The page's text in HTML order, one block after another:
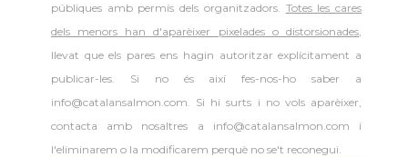
públiques amb permís dels organitzadors. Totes les cares
dels menors han d'aparèixer pixelades o distorsionades,
llevat que els pares ens hagin autoritzar explícitament a
publicar-les. Si no és així fes-nos-ho saber a
info@catalansalmon.com. Si hi surts i no vols aparèixer,
contacta amb nosaltres a info@catalansalmon.com i
l'eliminarem o la modificarem perquè no se't reconegui.